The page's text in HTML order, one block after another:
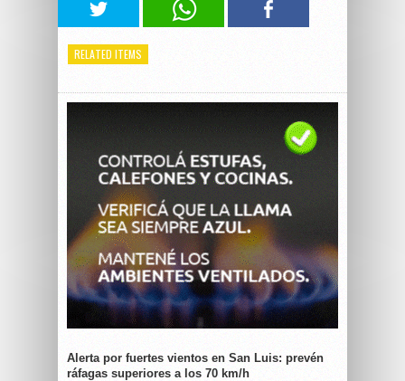
RELATED ITEMS
Alerta por fuertes vientos en San Luis: prevén
ráfagas superiores a los 70 km/h